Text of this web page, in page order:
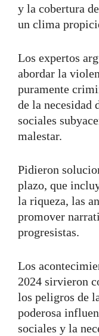
y la cobertura
un clima
Los expertos
abordar la
puramente
de la necesidad
sociales
malestar.
Pidieron
plazo, que
la riqueza, las
promover
progresistas.
Los
2024 sirvieron
los peligros de
poderosa
sociales y la